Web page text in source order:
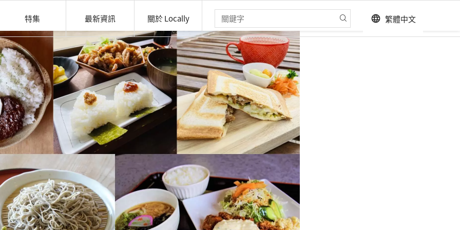
特集 最新資訊 關於 Locally language 繁體中文